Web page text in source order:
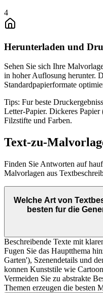
4
Herunterladen und
Sehen Sie sich Ihre
in hoher Auflosung herunter.
Standardpapierformate
Tips: Fur beste
Letter-Papier. Dickeres
Filzstifte und Farben.
Text-zu-
Finden Sie Antworten auf
Malvorlagen aus
Welche Art von
besten fur die
Beschreibende Texte mit
Fugen Sie das Hauptthema
Garten'), Szenendetails und
konnen Kunststile wie
Vermeiden Sie zu abstrakte
Themen erzeugen die besten